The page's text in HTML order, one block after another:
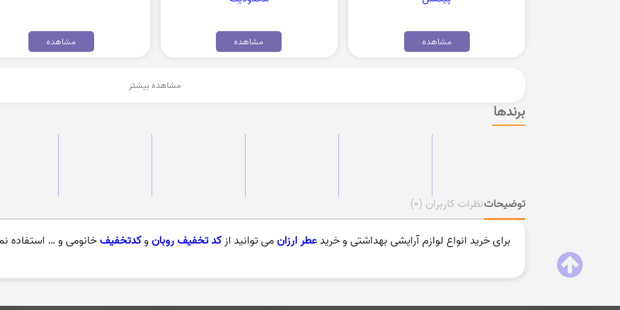
مشاهده مشاهده مشاهده
مشاهده بیشتر
برندها
توضیحاتنظرات کاربران (0)
برای خرید انواع لوازم آرایشی بهداشتی و خریدعطر ارزان می توانید ازکد تخفیف روبان وکدتخفیفخانومی و … استفاده